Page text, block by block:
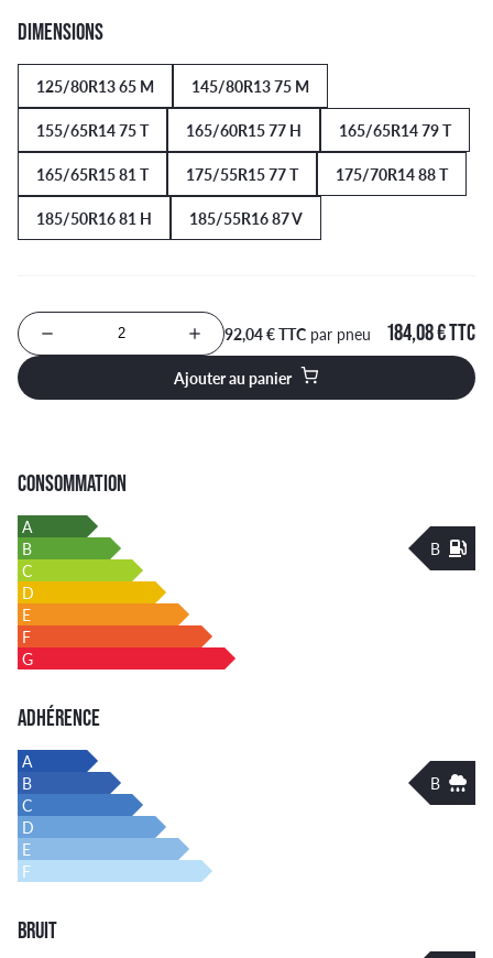
DIMENSIONS
125/80R13 65 M
145/80R13 75 M
155/65R14 75 T
165/60R15 77 H
165/65R14 79 T
165/65R15 81 T
175/55R15 77 T
175/70R14 88 T
185/50R16 81 H
185/55R16 87 V
Nombre de produits à ajouter au panier
92,04 € TTC par pneu 184,08 € TTC
Ajouter au panier
CONSOMMATION
A
B
B
C
D
E
F
G
ADHÉRENCE
A
B
B
C
D
E
F
BRUIT